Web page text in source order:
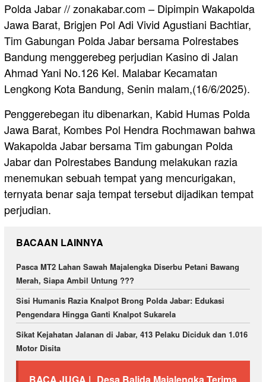
Polda Jabar // zonakabar.com – Dipimpin Wakapolda
Jawa Barat, Brigjen Pol Adi Vivid Agustiani Bachtiar,
Tim Gabungan Polda Jabar bersama Polrestabes
Bandung menggerebeg perjudian Kasino di Jalan
Ahmad Yani No.126 Kel. Malabar Kecamatan
Lengkong Kota Bandung, Senin malam,(16/6/2025).
Penggerebegan itu dibenarkan, Kabid Humas Polda
Jawa Barat, Kombes Pol Hendra Rochmawan bahwa
Wakapolda Jabar bersama Tim gabungan Polda
Jabar dan Polrestabes Bandung melakukan razia
menemukan sebuah tempat yang mencurigakan,
ternyata benar saja tempat tersebut dijadikan tempat
perjudian.
BACAAN LAINNYA
Pasca MT2 Lahan Sawah Majalengka Diserbu Petani Bawang
Merah, Siapa Ambil Untung ???
Sisi Humanis Razia Knalpot Brong Polda Jabar: Edukasi
Pengendara Hingga Ganti Knalpot Sukarela
Sikat Kejahatan Jalanan di Jabar, 413 Pelaku Diciduk dan 1.016
Motor Disita
BACA JUGA | Desa Balida Majalengka Terima